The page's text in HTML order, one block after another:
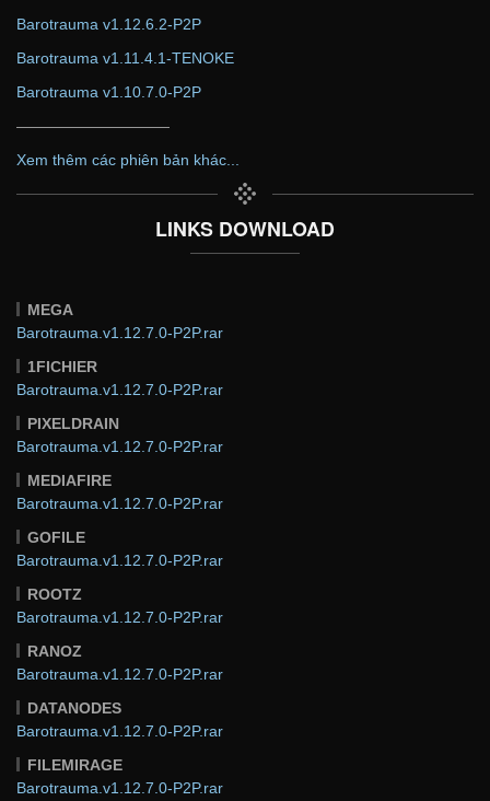
Barotrauma v1.12.6.2-P2P
Barotrauma v1.11.4.1-TENOKE
Barotrauma v1.10.7.0-P2P
——————————
Xem thêm các phiên bản khác...
LINKS DOWNLOAD
MEGA
Barotrauma.v1.12.7.0-P2P.rar
1FICHIER
Barotrauma.v1.12.7.0-P2P.rar
PIXELDRAIN
Barotrauma.v1.12.7.0-P2P.rar
MEDIAFIRE
Barotrauma.v1.12.7.0-P2P.rar
GOFILE
Barotrauma.v1.12.7.0-P2P.rar
ROOTZ
Barotrauma.v1.12.7.0-P2P.rar
RANOZ
Barotrauma.v1.12.7.0-P2P.rar
DATANODES
Barotrauma.v1.12.7.0-P2P.rar
FILEMIRAGE
Barotrauma.v1.12.7.0-P2P.rar